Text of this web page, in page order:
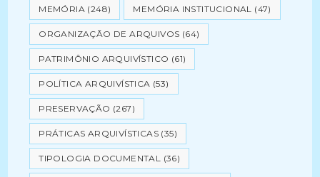
MEMÓRIA (248) MEMÓRIA INSTITUCIONAL (47)
ORGANIZAÇÃO DE ARQUIVOS (64)
PATRIMÔNIO ARQUIVÍSTICO (61)
POLÍTICA ARQUIVÍSTICA (53)
PRESERVAÇÃO (267)
PRÁTICAS ARQUIVÍSTICAS (35)
TIPOLOGIA DOCUMENTAL (36)